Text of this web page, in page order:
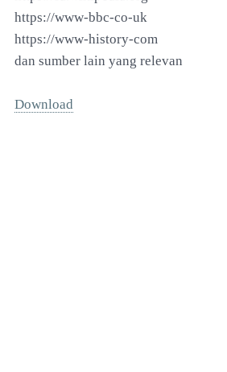
https://www-bbc-co-uk
https://www-history-com
dan sumber lain yang relevan
Download